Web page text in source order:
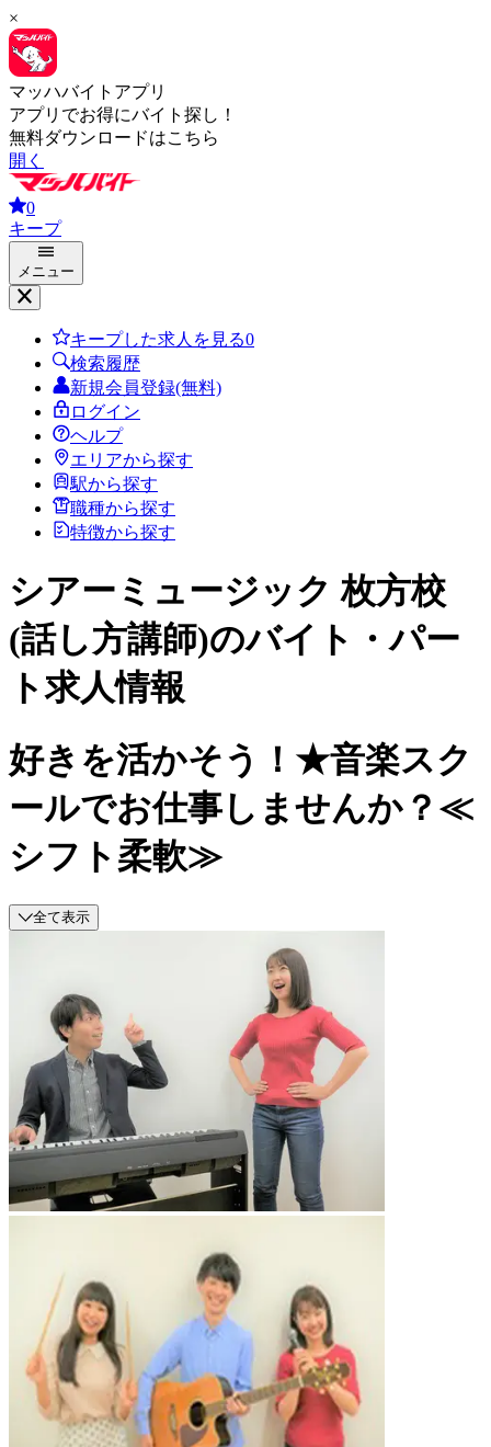
×
マッハバイトアプリ
アプリでお得にバイト探し！
無料ダウンロードはこちら
開く
0
キープ
メニュー
キープした求人を見る0
検索履歴
新規会員登録(無料)
ログイン
ヘルプ
エリアから探す
駅から探す
職種から探す
特徴から探す
シアーミュージック 枚方校
(話し方講師)のバイト・パー
ト求人情報
好きを活かそう！★音楽スク
ールでお仕事しませんか？≪
シフト柔軟≫
全て表示